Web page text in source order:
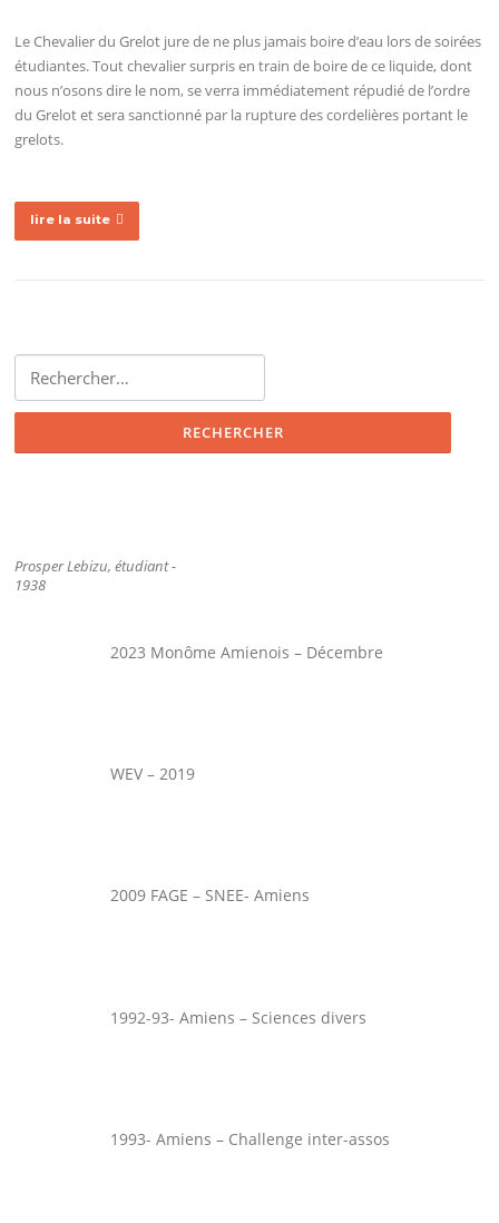
Le Chevalier du Grelot jure de ne plus jamais boire d’eau lors de soirées
étudiantes. Tout chevalier surpris en train de boire de ce liquide, dont
nous n’osons dire le nom, se verra immédiatement répudié de l’ordre
du Grelot et sera sanctionné par la rupture des cordelières portant le
grelots.
lire la suite
Prosper Lebizu, étudiant -
1938
2023 Monôme Amienois – Décembre
WEV – 2019
2009 FAGE – SNEE- Amiens
1992-93- Amiens – Sciences divers
1993- Amiens – Challenge inter-assos